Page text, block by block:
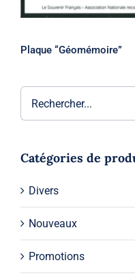
Plaque “Géomémoire”
Catégories de
Divers
Nouveaux
Promotions